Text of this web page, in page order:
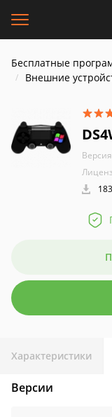
Бесплатные
Внешние
Характеристики
Версии